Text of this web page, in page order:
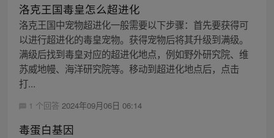
洛克王国毒皇怎么超进化
洛克王国中宠物超进化一般需要以下步骤：首先要获得可
以进行超进化的毒皇宠物。获得宠物后将其升级到满级。
满级后找到毒皇对应的超进化地点，例如野外研究院、维
苏威地幔、海洋研究院等。移动到超进化地点后，点击
打...
1 个回答 2024年09月06日 06:14
毒蛋白基因